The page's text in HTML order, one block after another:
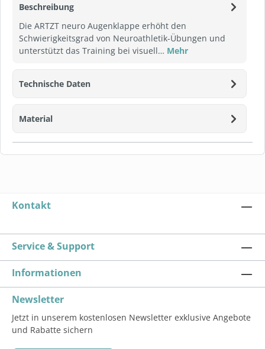
Beschreibung
Die ARTZT neuro Augenklappe erhöht den
Schwierigkeitsgrad von Neuroathletik-Übungen und
unterstützt das Training bei visuell… Mehr
Technische Daten
Material
Kontakt
Service & Support
Informationen
Newsletter
Jetzt in unserem kostenlosen Newsletter exklusive Angebote
und Rabatte sichern